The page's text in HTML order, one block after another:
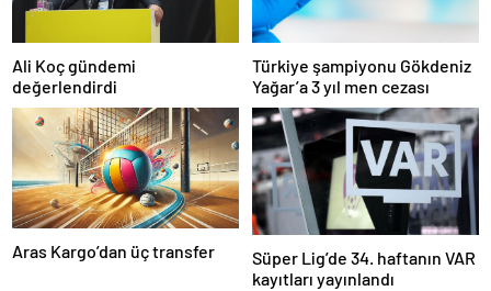
Ali Koç gündemi
değerlendirdi
Türkiye şampiyonu Gökdeniz
Yağar’a 3 yıl men cezası
Aras Kargo’dan üç transfer
Süper Lig’de 34. haftanın VAR
kayıtları yayınlandı